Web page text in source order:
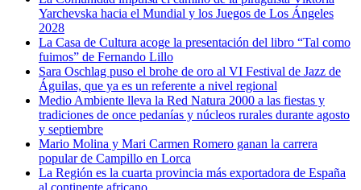
Yarchevska hacia el Mundial y los Juegos de Los Ángeles
2028
La Casa de Cultura acoge la presentación del libro “Tal como
fuimos” de Fernando Lillo
Sara Oschlag puso el brohe de oro al VI Festival de Jazz de
Águilas, que ya es un referente a nivel regional
Medio Ambiente lleva la Red Natura 2000 a las fiestas y
tradiciones de once pedanías y núcleos rurales durante agosto
y septiembre
Mario Molina y Mari Carmen Romero ganan la carrera
popular de Campillo en Lorca
La Región es la cuarta provincia más exportadora de España
al continente africano